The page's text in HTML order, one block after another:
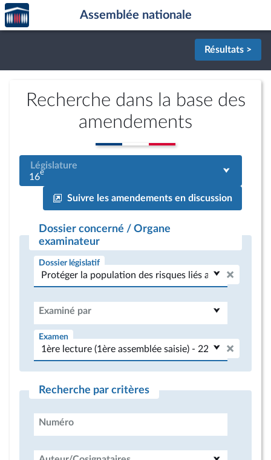
Aller au contenu
Aller en bas de la page
Accèder
à la
page
Assemblée nationale
Résultats >
Recherche dans la base des
amendements
Législature
16e
Suivre les amendements en discussion
Dossier concerné / Organe
examinateur
Dossier législatif
Examiné par
Examen
Recherche par critères
Numéro